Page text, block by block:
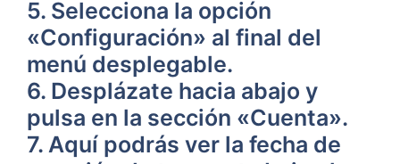
5. Selecciona la ‌opción
«Configuración» al final del
menú desplegable.
6. Desplázate ⁢hacia abajo y
pulsa en la sección⁢ «Cuenta».
7. ⁣Aquí podrás ver la fecha ⁢de‌